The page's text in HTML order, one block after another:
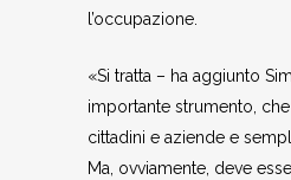
l’occupazione.
«Si tratta – ha aggiunto
importante strumento,
cittadini e aziende e
Ma, ovviamente, deve